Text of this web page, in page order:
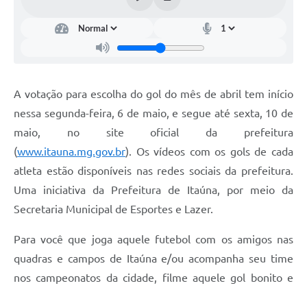
A votação para escolha do gol do mês de abril tem início
nessa segunda-feira, 6 de maio, e segue até sexta, 10 de
maio, no site oficial da prefeitura
(www.itauna.mg.gov.br). Os vídeos com os gols de cada
atleta estão disponíveis nas redes sociais da prefeitura.
Uma iniciativa da Prefeitura de Itaúna, por meio da
Secretaria Municipal de Esportes e Lazer.
Para você que joga aquele futebol com os amigos nas
quadras e campos de Itaúna e/ou acompanha seu time
nos campeonatos da cidade, filme aquele gol bonito e